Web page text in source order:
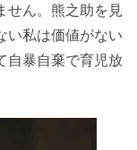
せん。熊之助を見
い私は価値がない
自暴自棄で育児放